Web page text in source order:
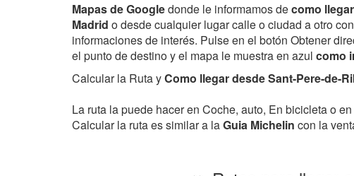
Mapas de Googledonde le informamos decomo
Madrid o desde cualquier lugar calle o ciudad a otro
informaciones de interés. Pulse en el botón Obtener
el punto de destino y el mapa le muestra en azul como
Calcular la Ruta yComo llegar desde Sant-Pere-de-
La ruta la puede hacer en Coche, auto, En bicicleta o
Calcular la ruta es similar a laGuia Michelin con la